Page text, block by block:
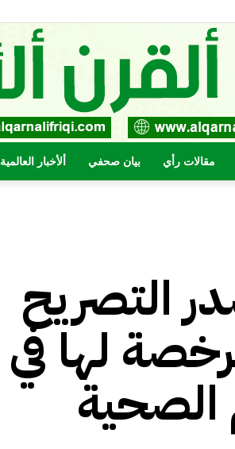
القرن
الأفريقي
ألأخبار العالمية بيان صحفي مقالات رأي
التصريح
لها في